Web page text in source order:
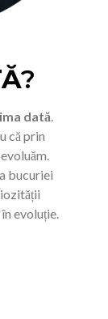
?
dată.
că prin
bucuriei
evoluție.